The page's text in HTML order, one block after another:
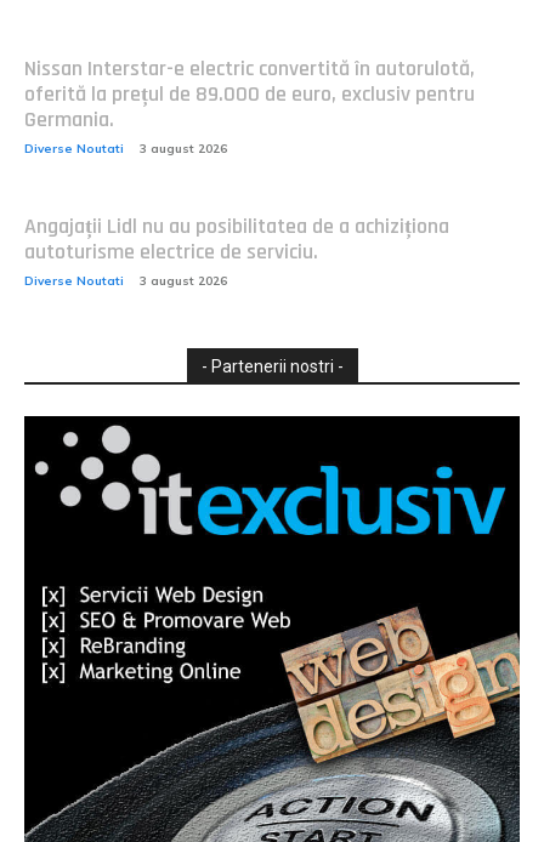
Nissan Interstar-e electric convertită în autorulotă,
oferită la prețul de 89.000 de euro, exclusiv pentru
Germania.
Diverse Noutati 3 august 2026
Angajații Lidl nu au posibilitatea de a achiziționa
autoturisme electrice de serviciu.
Diverse Noutati 3 august 2026
- Partenerii nostri -